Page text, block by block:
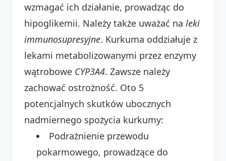
wzmagać ich działanie, prowadząc do
hipoglikemii. Należy także uważać na leki
immunosupresyjne. Kurkuma oddziałuje z
lekami metabolizowanymi przez enzymy
wątrobowe CYP3A4. Zawsze należy
zachować ostrożność. Oto 5
potencjalnych skutków ubocznych
nadmiernego spożycia kurkumy:
Podrażnienie przewodu
pokarmowego, prowadzące do